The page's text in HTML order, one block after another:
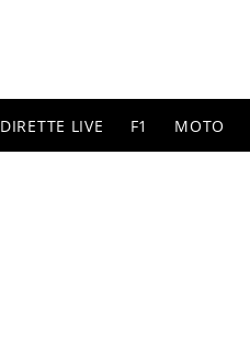
DIRETTE LIVE F1 MOTO